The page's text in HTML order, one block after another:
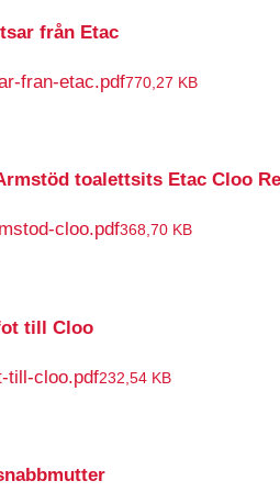
från Etac
fran-etac.pdf770,27 KB
toalettsits Etac Cloo
cloo.pdf368,70 KB
till Cloo
till-cloo.pdf232,54 KB